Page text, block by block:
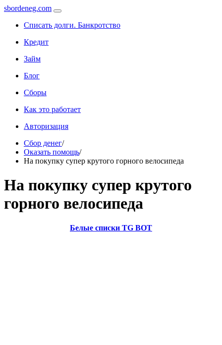
sbordeneg.com
Списать долги. Банкротство
Кредит
Займ
Блог
Сборы
Как это работает
Авторизация
Сбор денег/
Оказать помощь/
На покупку супер крутого горного велосипеда
На покупку супер крутого
горного велосипеда
Белые списки TG BOT